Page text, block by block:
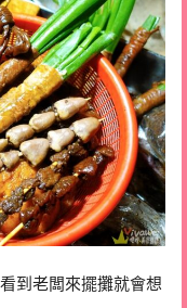
到老闆來擺攤就會想